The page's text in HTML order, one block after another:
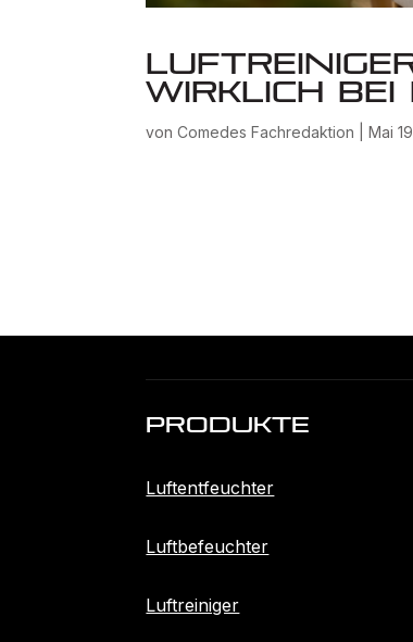
Luftreiniger
wirklich
vonComedes Fachredaktion |Mai
Produkte
Luftentfeuchter
Luftbefeuchter
Luftreiniger